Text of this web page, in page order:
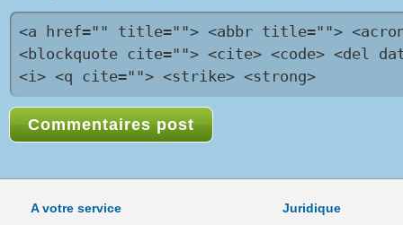
<a href="" title=""> <abbr title="">
<blockquote cite=""> <cite> <code> <del
<i> <q cite=""> <strike> <strong>
A votre service
Juridique